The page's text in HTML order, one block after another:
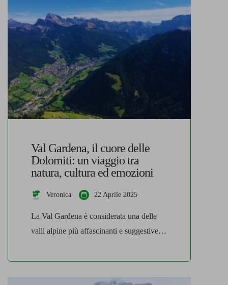
strade. Castelli che raccontano storie
antiche A dominare la città dall’alto
troviamo il Castello del Buonconsiglio.
Visitarlo offre la possibilità di fare […]
Val Gardena, il cuore delle
Dolomiti: un viaggio tra
natura, cultura ed emozioni
Veronica 22 Aprile 2025
La Val Gardena è considerata una delle
valli alpine più affascinanti e suggestive in
la natura incontaminata incontra la cultura